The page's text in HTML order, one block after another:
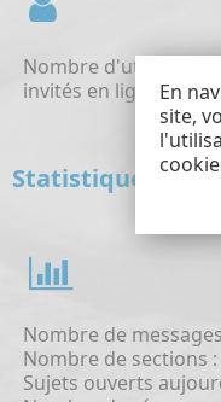
Nombre d'utilisateurs
invités en ligne
Statistiques
Nombre de
Nombre de sections :
Sujets ouverts
En
site,